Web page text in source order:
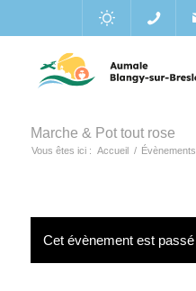
Marche & Pot tout rose
Vous êtes ici : Accueil / Évènements
Cet évènement est passé